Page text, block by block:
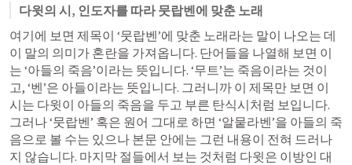
다윗의 시, 인도자를 따라 뭇랍벤에 맞춘 노래
여기에 보면 제목이 ‘뭇랍벤’에 맞춘 노래라는 말이 나오는 데
이 말의 의미가 혼란을 가져옵니다. 단어들을 나열해 보면 이
는 ‘아들의 죽음’이라는 뜻입니다. ‘무트’는 죽음이라는 것이
고, ‘벤’은 아들이라는 뜻입니다. 그러니까 이 제목만 보면 이
시는 다윗이 아들의 죽음을 두고 부른 탄식시처럼 보입니다.
그러나 ‘뭇랍벤’ 혹은 원어 그대로 하면 ‘알뭍라벤’을 아들의 죽
음으로 볼 수는 있으나 본문 안에는 그런 내용이 전혀 드러나
지 않습니다. 마지막 절들에서 보는 것처럼 다윗은 이방인 대